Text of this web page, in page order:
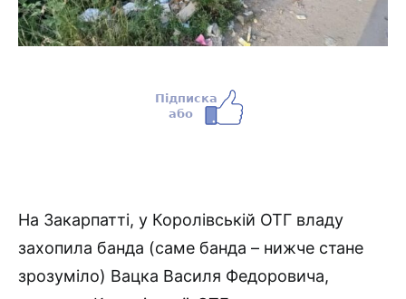
На Закарпатті, у Королівській ОТГ владу
захопила банда (саме банда – нижче стане
зрозуміло) Вацка Василя Федоровича,